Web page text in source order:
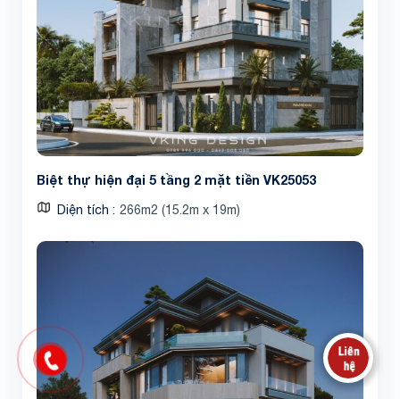
Biệt thự hiện đại 5 tầng 2 mặt tiền VK25053
Diện tích 266m2 (15.2m x 19m)